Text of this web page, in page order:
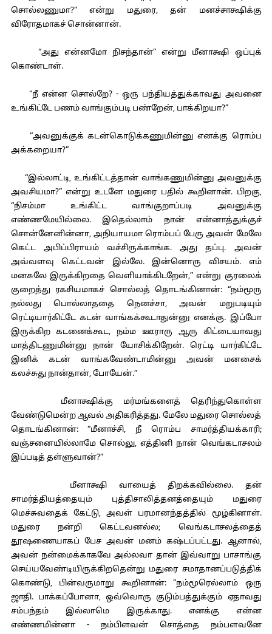
சொல்லணுமா?” என்று மதுரை, தன் மனச்சாக்ஷிக்கு
விரோதமாகச் சொன்னான்.
“அது என்னமோ நிசந்தான்” என்று மீனாக்ஷி ஒப்புக்
கொண்டாள்.
“நீ என்ன சொல்றே? - ஒரு பந்தியத்துக்காவது அவனை
உங்கிட்டே பணம் வாங்கும்படி பண்றேன், பாக்கிறயா?”
“அவனுக்குக் கடன்கொடுக்கணுமின்னு எனக்கு ரொம்ப
அக்கறையா?”
“இல்லாட்டி, உங்கிட்டத்தான் வாங்கணுமின்னு அவனுக்கு
அவசியமா?” என்று உடனே மதுரை பதில் கூறினான். பிறகு,
“நிசம்மா உங்கிட்ட வாங்குறாப்படி அவனுக்கு
எண்ணமேயில்லை. இதெல்லாம் நான் என்னாத்துக்குச்
சொன்னேனின்னா, அநியாயமா ரொம்பப் பேரு அவன் மேலே
கெட்ட அபிப்பிராயம் வச்சிருக்காங்க. அது தப்பு. அவன்
அவ்வளவு கெட்டவன் இல்லே. இன்னொரு விசயம். எம்
மனசுலே இருக்கிறதை வெளியாக்கிடறேன்,” என்று குரலைக்
குறைத்து ரகசியமாகச் சொல்லத் தொடங்கினான்: “நம்மூரு
நல்லது பொல்லாததை நெனச்சா, அவன் மறுபடியும்
ரெட்டியார்கிட்டே கடன் வாங்கக்கூடாதுன்னு எனக்கு. இப்போ
இருக்கிற கடனைக்கூட, நம்ம ஊராரு ஆரு கிட்டையாவது
மாத்திடணுமின்னு நான் யோசிக்கிறேன். ரெட்டி யார்கிட்டே
இனிக் கடன் வாங்கவேண்டாமின்னு அவன் மனசைக்
கலச்சுது நான்தான், போயேன்.”
மீனாக்ஷிக்கு மர்மங்களைத் தெரிந்துகொள்ள
வேண்டுமென்ற ஆவல் அதிகரித்தது. மேலே மதுரை சொல்லத்
தொடங்கினான்: “மீனாச்சி, நீ ரொம்ப சாமர்த்தியக்காரி;
வஞ்சனையில்லாமே சொல்லு, எத்தினி நான் வெங்கடாசலம்
இப்படித் தள்ளுவான்?”
மீனாக்ஷி வாயைத் திறக்கவில்லை. தன்
சாமர்த்தியத்தையும் புத்திசாலித்தனத்தையும் மதுரை
மெச்சுவதைக் கேட்டு, அவள் பரமானந்தத்தில் மூழ்கினாள்.
மதுரை நன்றி கெட்டவனல்ல; வெங்கடாசலத்தைத்
தூஷணையாகப் பேச அவன் மனம் கஷ்டப்பட்டது. ஆனால்,
அவன் நன்மைக்காகவே அல்லவா தான் இவ்வாறு பாசாங்கு
செய்யவேண்டியிருக்கிறதென்று மதுரை சமாதானப்படுத்திக்
கொண்டு, பின்வருமாறு கூறினான்: “நம்மூரெல்லாம் ஒரு
ஜாதி. பாக்கப்போனா, ஒவ்வொரு குடும்பத்துக்கும் ஏதாவது
சம்பந்தம் இல்லாமெ இருக்காது. எனக்கு என்ன
எண்ணமின்னா - நம்பிளவன் சொத்தை நம்பளவனே